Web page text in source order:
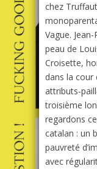
chez
Vague.
peau de
Croisette,
dans la cour
attributs-
troisième
regardons
catalan : un
pauvreté
avec